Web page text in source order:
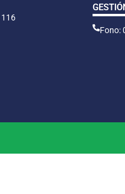
116
Fono: